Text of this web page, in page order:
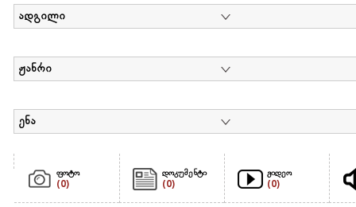
ადგილი
ჟანრი
ენა
ფოტო
(0)
დოკუმენტი
(0)
ვიდეო
(0)